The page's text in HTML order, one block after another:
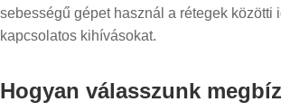
sebességű gépet használ a rétegek
kapcsolatos kihívásokat.
Hogyan válasszunk